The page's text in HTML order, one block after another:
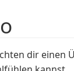
dir einen